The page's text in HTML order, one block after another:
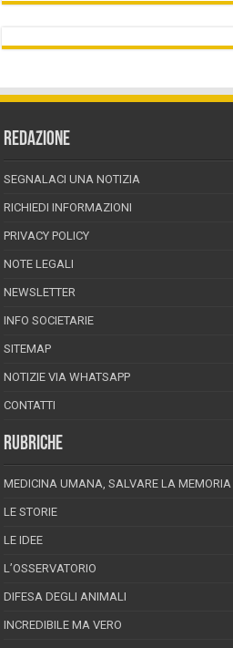
REDAZIONE
SEGNALACI UNA NOTIZIA
RICHIEDI INFORMAZIONI
PRIVACY POLICY
NOTE LEGALI
NEWSLETTER
INFO SOCIETARIE
SITEMAP
NOTIZIE VIA WHATSAPP
CONTATTI
RUBRICHE
MEDICINA UMANA, SALVARE LA MEMORIA
LE STORIE
LE IDEE
L’OSSERVATORIO
DIFESA DEGLI ANIMALI
INCREDIBILE MA VERO